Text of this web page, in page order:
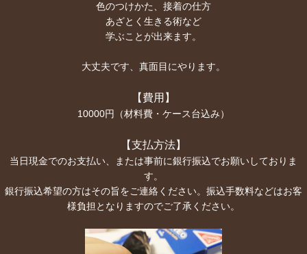
色のつけかた、接着の仕方
あざとく生きる術など
学ぶことが出来ます。
大丈夫です、真面目にやります。
【費用】
10000円（材料費・ケース台込み）
【支払方法】
当日現金でのお支払い、または事前に銀行振込でお願いしておりま
す。
銀行振込希望の方はその旨をご連絡ください。振込手数料などはお客
様負担となりますのでご了承ください。